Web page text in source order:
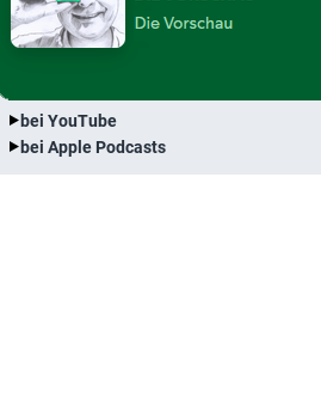
bei YouTube
bei Apple Podcasts